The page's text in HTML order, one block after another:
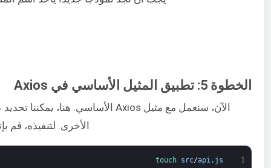
الخطوة 5: تطبيق المثيل الأساسي في Axios
الأخرى. لتنفيذه،
1
touch src/api. js